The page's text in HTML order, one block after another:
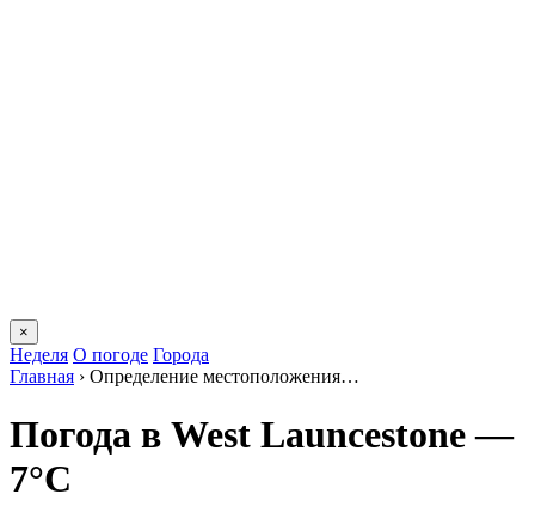
×
Неделя О погоде Города
Главная › Определение местоположения…
Погода в West Launcestonе —
7°C